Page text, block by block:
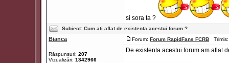
si sora ta ?
Subiect: Cum ati aflat de existenta acestui forum ?
Bianca
Răspunsuri: 207
Vizualizări: 1342966
Forum: Forum RapidFans FCRB
De existenta acestui forum am aflat